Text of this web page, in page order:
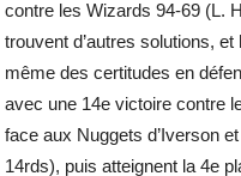
contre les Wizards 94-69 (L.
trouvent d’autres solutions,
même des certitudes en
avec une 14e victoire contre
face aux Nuggets d’Iverson
14rds), puis atteignent la 4e